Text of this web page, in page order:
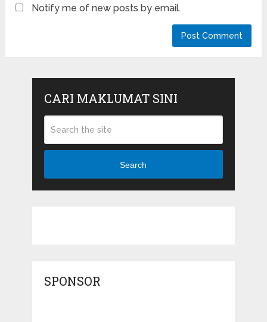
Notify me of new posts by email.
CARI MAKLUMAT SINI
Search
SPONSOR